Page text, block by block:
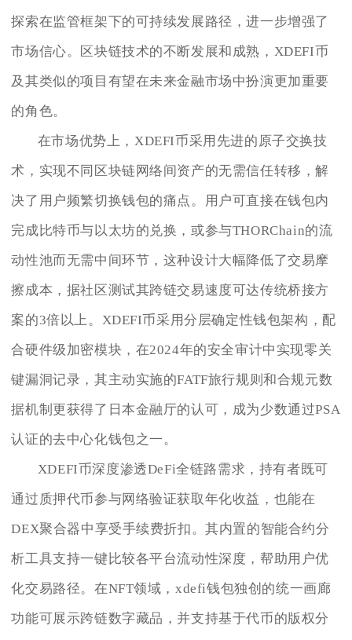
探索在监管框架下的可持续发展路径，进一步增强了
市场信心。区块链技术的不断发展和成熟，XDEFI币
及其类似的项目有望在未来金融市场中扮演更加重要
的角色。
在市场优势上，XDEFI币采用先进的原子交换技
术，实现不同区块链网络间资产的无需信任转移，解
决了用户频繁切换钱包的痛点。用户可直接在钱包内
完成比特币与以太坊的兑换，或参与THORChain的流
动性池而无需中间环节，这种设计大幅降低了交易摩
擦成本，据社区测试其跨链交易速度可达传统桥接方
案的3倍以上。XDEFI币采用分层确定性钱包架构，配
合硬件级加密模块，在2024年的安全审计中实现零关
键漏洞记录，其主动实施的FATF旅行规则和合规元数
据机制更获得了日本金融厅的认可，成为少数通过PSA
认证的去中心化钱包之一。
XDEFI币深度渗透DeFi全链路需求，持有者既可
通过质押代币参与网络验证获取年化收益，也能在
DEX聚合器中享受手续费折扣。其内置的智能合约分
析工具支持一键比较各平台流动性深度，帮助用户优
化交易路径。在NFT领域，xdefi钱包独创的统一画廊
功能可展示跨链数字藏品，并支持基于代币的版权分